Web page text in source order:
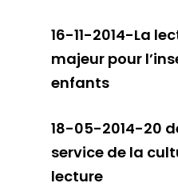
16-11-2014-La
majeur pour
enfants
18-05-2014-20
service de la
lecture